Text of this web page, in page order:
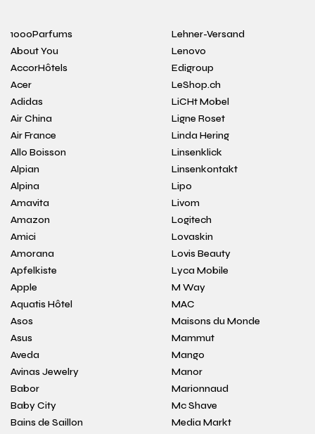
1000Parfums
About You
AccorHôtels
Acer
Adidas
Air China
Air France
Allo Boisson
Alpian
Alpina
Amavita
Amazon
Amici
Amorana
Apfelkiste
Apple
Aquatis Hôtel
Asos
Asus
Aveda
Avinas Jewelry
Babor
Baby City
Bains de Saillon
Lehner-Versand
Lenovo
Edigroup
LeShop.ch
LiCHt Mobel
Ligne Roset
Linda Hering
Linsenklick
Linsenkontakt
Lipo
Livom
Logitech
Lovaskin
Lovis Beauty
Lyca Mobile
M Way
MAC
Maisons du Monde
Mammut
Mango
Manor
Marionnaud
Mc Shave
Media Markt